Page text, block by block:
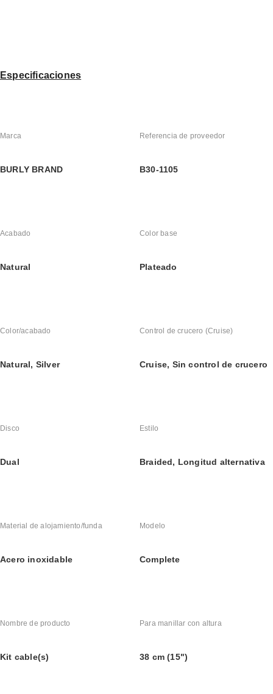
Especificaciones
Marca
BURLY BRAND
Referencia de proveedor
B30-1105
Acabado
Natural
Color base
Plateado
Color/acabado
Natural, Silver
Control de crucero (Cruise)
Cruise, Sin control de crucero
Disco
Dual
Estilo
Braided, Longitud alternativa
Material de alojamiento/funda
Acero inoxidable
Modelo
Complete
Nombre de producto
Kit cable(s)
Para manillar con altura
38 cm (15")